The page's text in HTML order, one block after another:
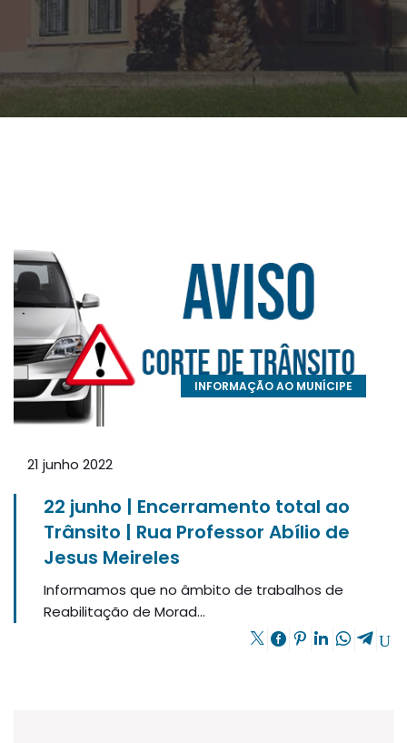
INFORMAÇÃO AO MUNÍCIPE
21 junho 2022
22 junho | Encerramento total ao
Trânsito | Rua Professor Abílio de
Jesus Meireles
Informamos que no âmbito de trabalhos de
Reabilitação de Morad...